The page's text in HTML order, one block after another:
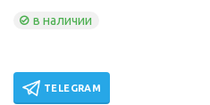
в наличии
TELEGRAM